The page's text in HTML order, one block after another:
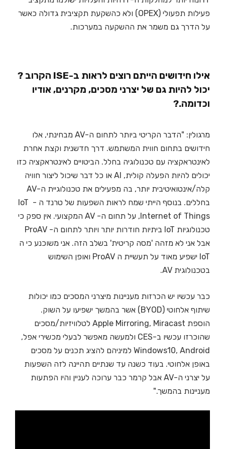
פעילות תפעולי (OPEX) ולא כהשקעת תקציבית גדולה כאשר
על הדרך גם משמר את ההשקעה במערכות.
אילו חידושים הייתם רוצים לראות ב-ISE הקרוב ?
יכול להיות גם של יצרני מסכים, מקרנים, אודיו
וכדומה.?
מרגולין: "הדבר הקריטי ביותר לתחום ה-AV מבחינתי, אלו
חידושים בתחום חווית המשתמש. דרך חדשנית וקצת אחרת
לאינטראקציה עם טכנולוגיה בחלל. הביטויים לאינטראקציה כזו
יכולים להיות הפעלה קולית, AI או כל דבר שיכול ליצור חוויה
קלה/אינטואיטיבית יותר, בה מפעילים את טכנולוגיית ה-AV
בחללים. בנוסף הייתי שמח לראות השפעות של טרנד ה IoT -
Internet of Things, על תחום ה- AV המקצועי. אין ספק כי
טכנולוגיות IoT ביתיות חודרות יותר ויותר לתחום ה- ProAV
אבל אני לא מזהה 'מסה קריטית' בשלב הזה. אני משוכנע כי ה
IoT ישפיע מאוד על תעשיית ה ProAV ואופן השימוש
בטכנולוגית AV.
כבר עכשיו יש הכרזות מעניינות מיצרני המסכים כמו יכולות
שיתוף אלחוטי (BYOD) אשר בהמשך ישפיעו על השוק.
הוספת Apple Mirroring, Miracast לטלוויזיות/מסכים
שהוכרזו עכשיו ב-CES ולמעשה מאפשר לבעלי מכשירי אפל,
Windows10, Android למיניהם להציג תכנים על מסכים
באופן אלחוטי. בעוד כשנה עד שנתיים תהיינה לזה השפעות
על יצרני ה-AV אבל קרמר כבר ערוכה לעניין והיו הפתעות
מעניינות בהמשך."